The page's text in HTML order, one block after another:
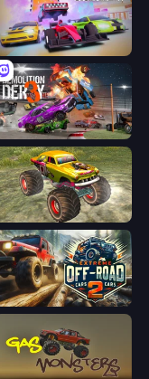
MR RACER Stunt Mania
Demolition Derby 3
Real Simulator: Monster Truck
Extreme Offroad Cars 2